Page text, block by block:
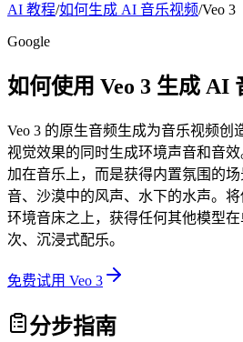
AI 教程/如何生成 AI 音乐视频/Veo 3
Google
如何使用 Veo 3 生成 AI
Veo 3 的原生音频生成为音乐视频创
视觉效果的同时生成环境声音和音
加在音乐上，而是获得内置氛围的
音、沙漠中的风声、水下的水声。
环境音床之上，获得任何其他模型
次、沉浸式配乐。
免费试用 Veo 3
分步指南